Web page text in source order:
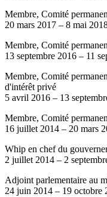
Membre, Comité
20 mars 2017 – 8 mai
Membre, Comité
13 septembre 2016 – 11
Membre, Comité
d'intérêt privé
5 avril 2016 – 13
Membre, Comité
16 juillet 2014 – 20 mars
Whip en chef du
2 juillet 2014 – 2
Adjoint parlementaire au
24 juin 2014 – 19 octobre